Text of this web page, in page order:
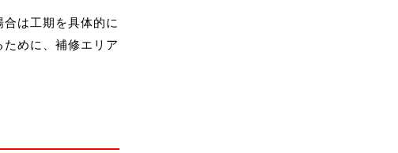
は工期を具体的に
めに、補修エリア